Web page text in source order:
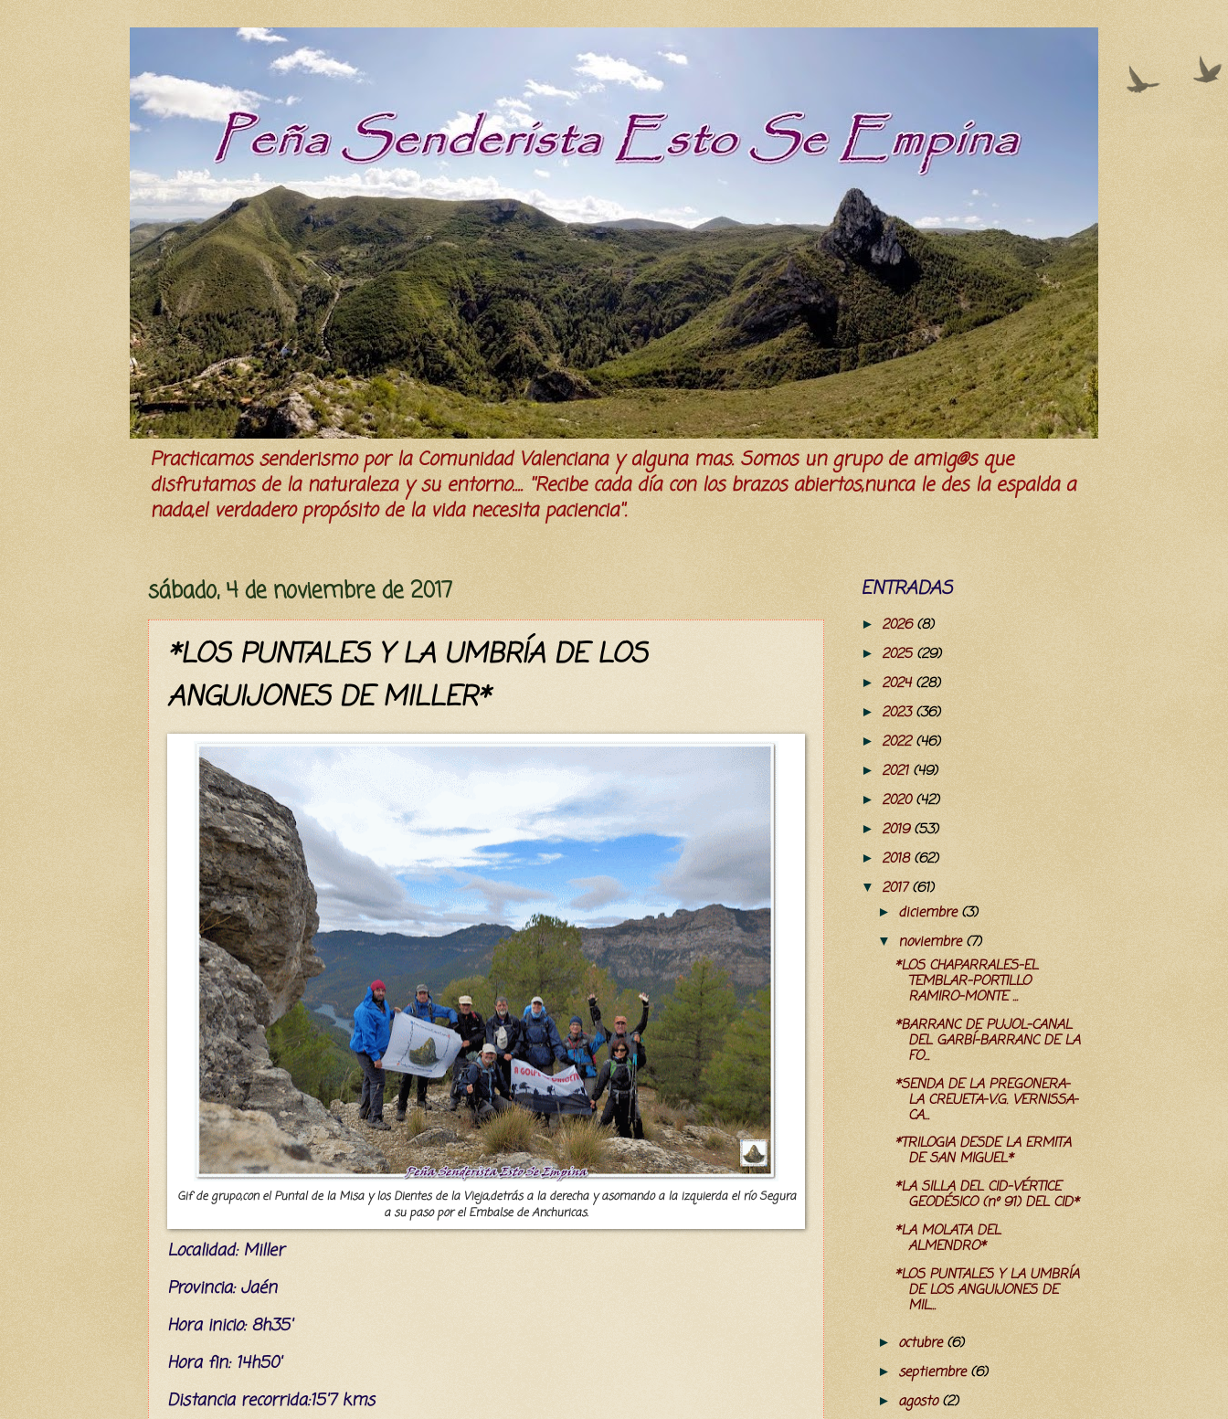
Practicamos senderismo por la Comunidad Valenciana y alguna mas. Somos un grupo de amig@s que
disfrutamos de la naturaleza y su entorno.... ''Recibe cada día con los brazos abiertos,nunca le des la espalda a
nada,el verdadero propósito de la vida necesita paciencia''.
sábado, 4 de noviembre de 2017
*LOS PUNTALES Y LA UMBRÍA DE LOS
ANGUIJONES DE MILLER*
Gif de grupo,con el Puntal de la Misa y los Dientes de la Vieja,detrás a la derecha y asomando a la izquierda el río Segura
a su paso por el Embalse de Anchuricas.
Localidad: Miller
Provincia: Jaén
Hora inicio: 8h35'
Hora fin: 14h50'
Distancia recorrida:15'7 kms
ENTRADAS
► 2026(8)
► 2025(29)
► 2024(28)
► 2023(36)
► 2022(46)
► 2021 (49)
► 2020(42)
► 2019(53)
► 2018(62)
▼ 2017(61)
► diciembre(3)
▼ noviembre(7)
*LOS CHAPARRALES-EL
TEMBLAR-PORTILLO
RAMIRO-MONTE ...
*BARRANC DE PUJOL-CANAL
DEL GARBÍ-BARRANC DE LA
FO...
*SENDA DE LA PREGONERA-
LA CREUETA-V.G. VERNISSA-
CA...
*TRILOGIA DESDE LA ERMITA
DE SAN MIGUEL*
*LA SILLA DEL CID-VÉRTICE
GEODÉSICO (nº 91) DEL CID*
*LA MOLATA DEL
ALMENDRO*
*LOS PUNTALES Y LA UMBRÍA
DE LOS ANGUIJONES DE
MIL...
► octubre(6)
► septiembre(6)
► agosto(2)